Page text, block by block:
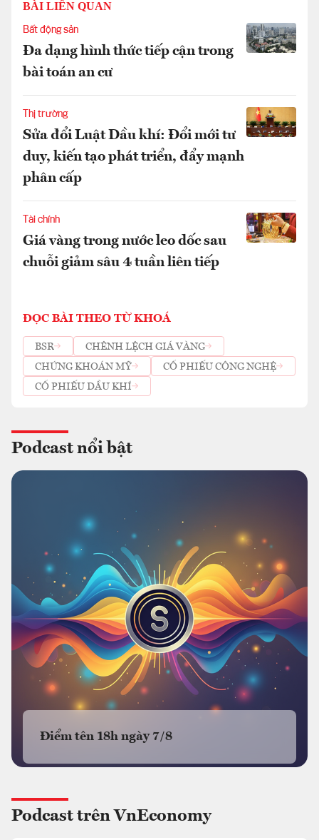
BÀI LIÊN QUAN
Bất động sản
Đa dạng hình thức tiếp cận trong
bài toán an cư
Thị trường
Sửa đổi Luật Dầu khí: Đổi mới tư
duy, kiến tạo phát triển, đẩy mạnh
phân cấp
Tài chính
Giá vàng trong nước leo dốc sau
chuỗi giảm sâu 4 tuần liên tiếp
ĐỌC BÀI THEO TỪ KHOÁ
BSR
CHÊNH LỆCH GIÁ VÀNG
CHỨNG KHOÁN MỸ
CỔ PHIẾU CÔNG NGHỆ
CỔ PHIẾU DẦU KHÍ
Podcast nổi bật
Điểm tên 18h ngày 7/8
Podcast trên VnEconomy